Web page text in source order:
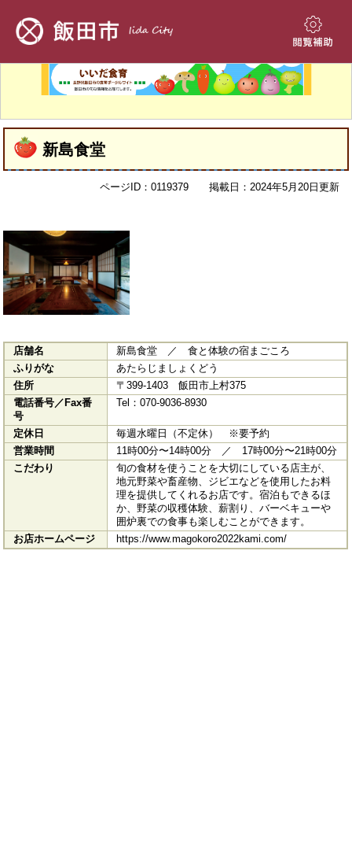
す。
し
文
閲
補
助
文
新島食堂
ページID：0119379 掲載日：2024年5月20日更新
店舗名
新島食堂 ／ 食と体験の宿まごころ
ふりがな
あたらじましょくどう
住所
〒399-1403 飯田市上村375
電話番号／Fax番
号
Tel：070-9036-8930
定休日
毎週水曜日（不定休） ※要予約
営業時間
11時00分〜14時00分 ／ 17時00分〜21時00分
こだわり
旬の食材を使うことを大切にしている店主が、
地元野菜や畜産物、ジビエなどを使用したお料
理を提供してくれるお店です。宿泊もできるほ
か、野菜の収穫体験、薪割り、バーベキューや
囲炉裏での食事も楽しむことができます。
お店ホームページ
https://www.magokoro2022kami.com/